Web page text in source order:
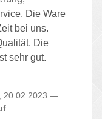
Die Ware
bei uns.
Die
sehr gut.
20.02.2023